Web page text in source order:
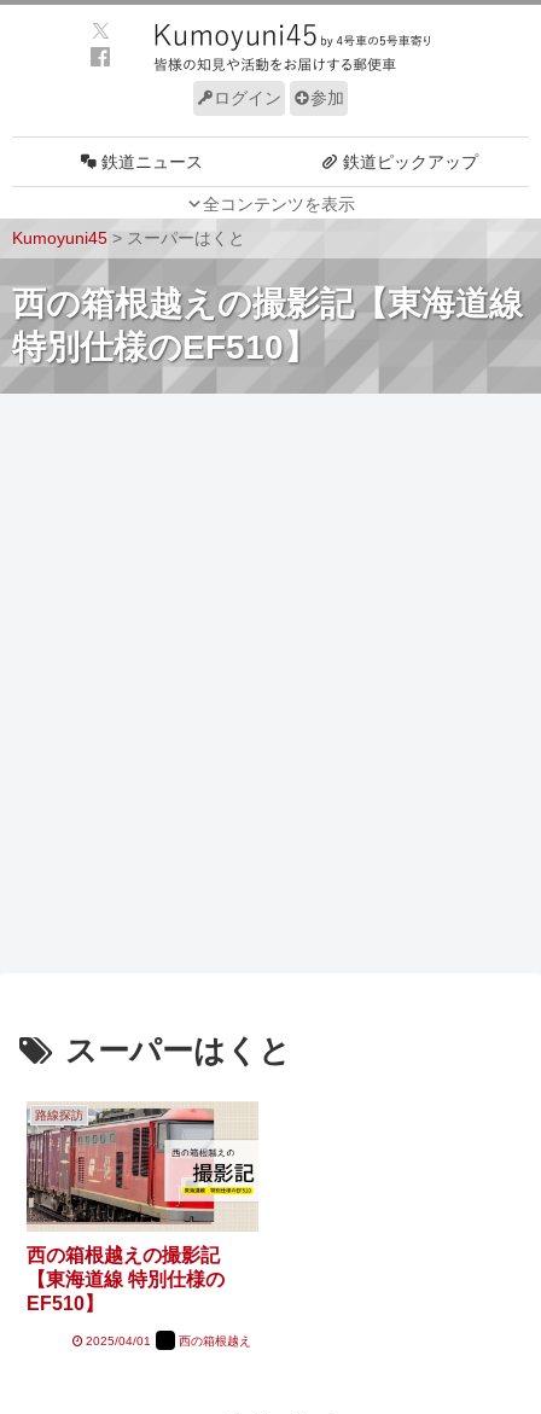
ログイン 参加
全コンテンツを表示
鉄道ニュース 鉄道ピックアップ
車両技術 路線探訪
ルール サイトについて
Kumoyuni45 > スーパーはくと
西の箱根越えの撮影記【東海道線
特別仕様のEF510】
スーパーはくと
路線探訪
西の箱根越えの撮影記
【東海道線 特別仕様の
EF510】
2025/04/01 西の箱根越え